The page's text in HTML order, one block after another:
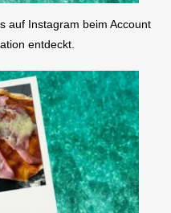
auf Instagram beim Account
entdeckt.